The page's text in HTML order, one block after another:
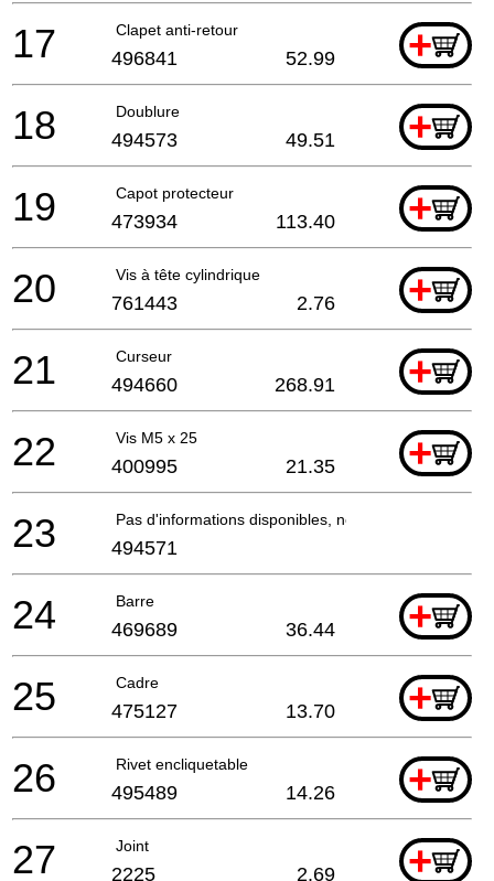
Clapet anti-retour +
17 496841 52.99
Doublure +
18 494573 49.51
Capot protecteur +
19 473934 113.40
Vis à tête cylindrique +
20 761443 2.76
Curseur +
21 494660 268.91
Vis M5 x 25 +
22 400995 21.35
Pas d'informations disponibles, non commandable
23 494571
Barre +
24 469689 36.44
Cadre +
25 475127 13.70
Rivet encliquetable +
26 495489 14.26
Joint +
27 2225 2.69